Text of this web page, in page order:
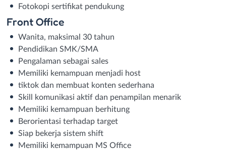
Fotokopi sertifikat pendukung
Front Office
Wanita, maksimal 30 tahun
Pendidikan SMK/SMA
Pengalaman sebagai sales
Memiliki kemampuan menjadi host
tiktok dan membuat konten sederhana
Skill komunikasi aktif dan penampilan menarik
Memiliki kemampuan berhitung
Berorientasi terhadap target
Siap bekerja sistem shift
Memiliki kemampuan MS Office